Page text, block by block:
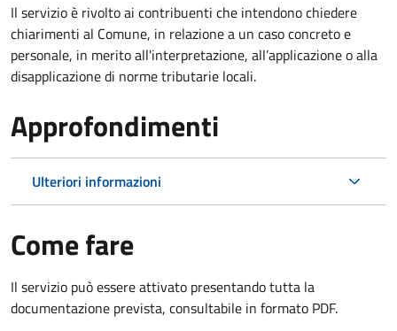
Il servizio è rivolto ai contribuenti che intendono chiedere
chiarimenti al Comune, in relazione a un caso concreto e
personale, in merito all'interpretazione, all’applicazione o alla
disapplicazione di norme tributarie locali.
Approfondimenti
Ulteriori informazioni
Come fare
Il servizio può essere attivato presentando tutta la
documentazione prevista, consultabile in formato PDF.